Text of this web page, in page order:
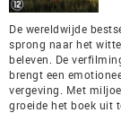
De wereldwijde
sprong naar het
beleven. De
brengt een
vergeving. Met
groeide het boek uit